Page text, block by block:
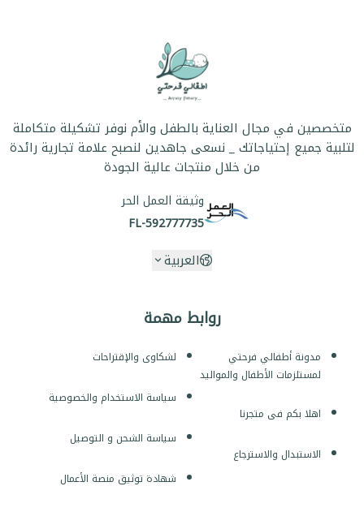
روابط مهمة
مدونة أطفالي فرحتي
لمستلزمات الأطفال والمواليد
اهلا بكم فى متجرنا
الاستبدال والاسترجاع
لشكاوى والإقتراحات
سياسة الاستخدام والخصوصية
سياسة الشحن و التوصيل
شهادة توثيق منصة الأعمال
متخصصين في مجال العناية بالطفل والأم نوفر تشكيلة متكاملة
لتلبية جميع إحتياجاتك _ نسعى جاهدين لنصبح علامة تجارية رائدة
من خلال منتجات عالية الجودة
وثيقة العمل الحر
FL-592777735
العربية